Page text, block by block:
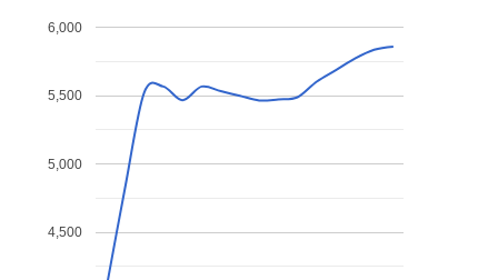
4,500
5,000
5,500
6,000